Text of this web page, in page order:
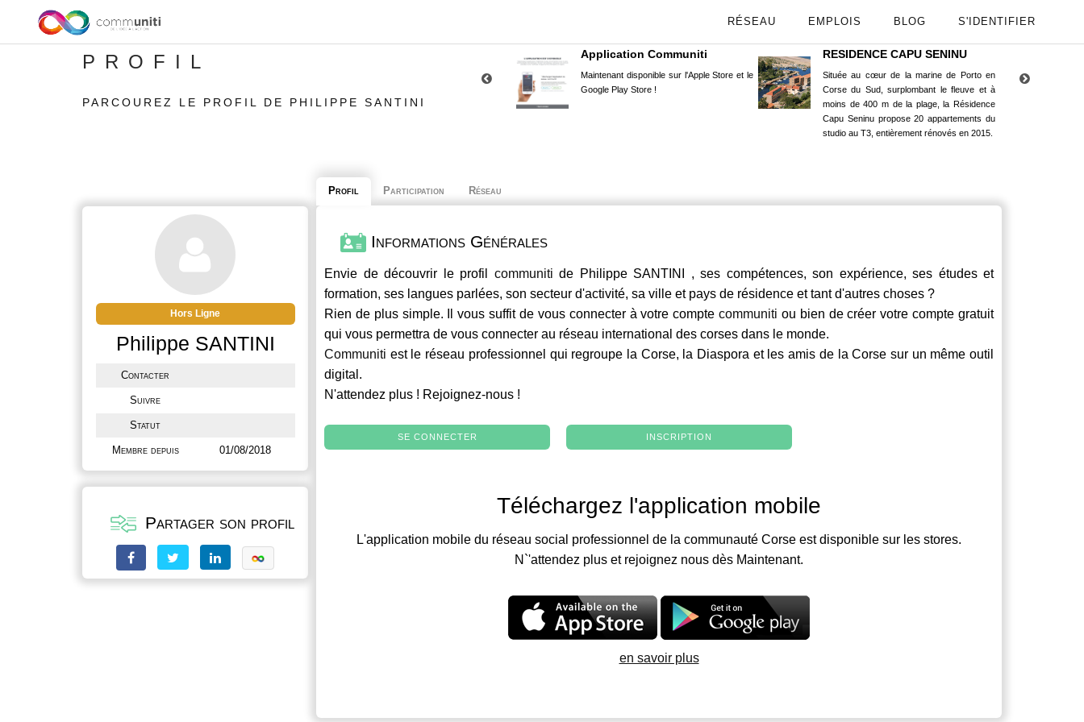
RÉSEAU EMPLOIS BLOG S'IDENTIFIER
PROFIL
PARCOUREZ LE PROFIL DE PHILIPPE SANTINI
Application Communiti
Maintenant disponible sur l'Apple Store et le
Google Play Store !
RESIDENCE CAPU SENINU
Située au cœur de la marine de Porto en
Corse du Sud, surplombant le fleuve et à
moins de 400 m de la plage, la Résidence
Capu Seninu propose 20 appartements du
studio au T3, entièrement rénovés en 2015.
Hors Ligne
Philippe SANTINI
Contacter
Suivre
Statut
Membre depuis 01/08/2018
Partager son profil
Profil Participation Réseau
Informations Générales
Envie de découvrir le profil communiti de Philippe SANTINI , ses compétences, son expérience, ses études et
formation, ses langues parlées, son secteur d'activité, sa ville et pays de résidence et tant d'autres choses ?
Rien de plus simple. Il vous suffit de vous connecter à votre comptecommuniti ou bien de créer votre compte gratuit
qui vous permettra de vous connecter au réseau international des corses dans le monde.
Communiti est le réseau professionnel qui regroupe la Corse, la Diaspora et les amis de la Corse sur un même outil
digital.
N'attendez plus ! Rejoignez-nous !
SE CONNECTER INSCRIPTION
Téléchargez l'application mobile
L'application mobile du réseau social professionnel de la communauté Corse est disponible sur les stores.
N`'attendez plus et rejoignez nous dès Maintenant.
en savoir plus